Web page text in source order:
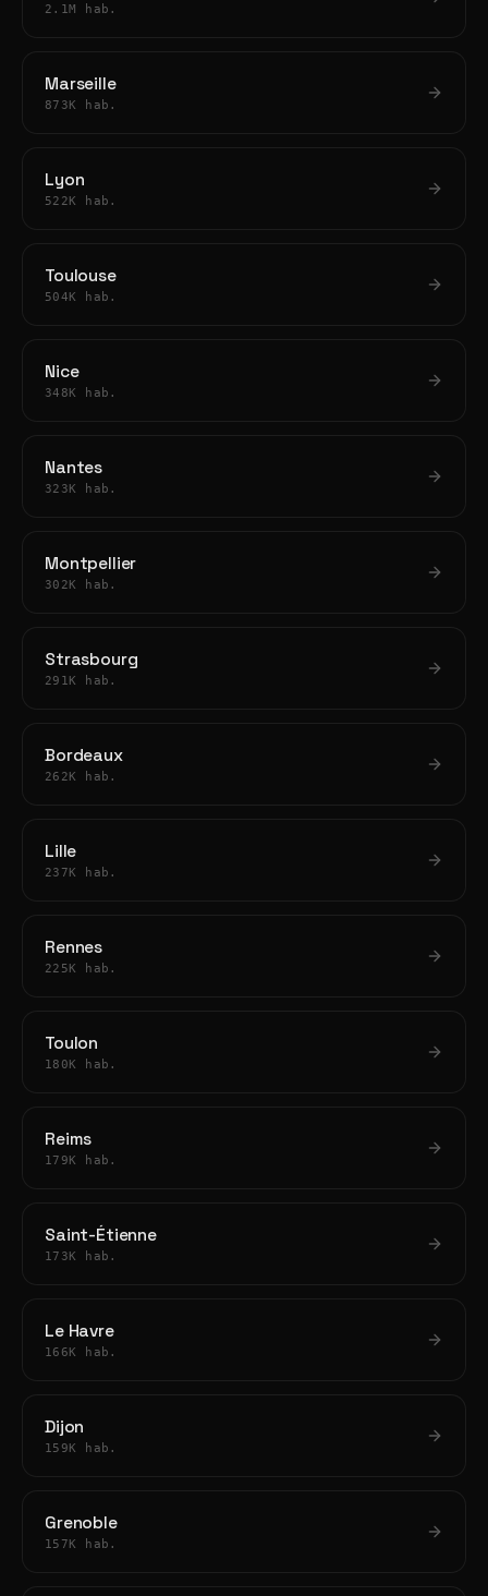
2.1M hab.
Marseille
873K hab.
Lyon
522K hab.
Toulouse
504K hab.
Nice
348K hab.
Nantes
323K hab.
Montpellier
302K hab.
Strasbourg
291K hab.
Bordeaux
262K hab.
Lille
237K hab.
Rennes
225K hab.
Toulon
180K hab.
Reims
179K hab.
Saint-Étienne
173K hab.
Le Havre
166K hab.
Dijon
159K hab.
Grenoble
157K hab.